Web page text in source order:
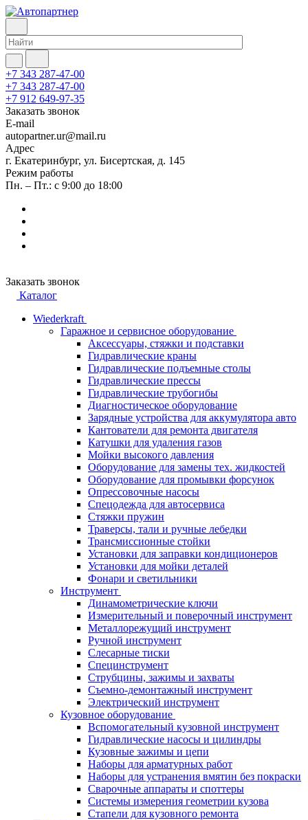
+7 343 287-47-00
+7 343 287-47-00
+7 912 649-97-35
Заказать звонок
E-mail
autopartner.ur@mail.ru
Адрес
г. Екатеринбург, ул. Бисертская, д. 145
Режим работы
Пн. – Пт.: с 9:00 до 18:00
Заказать звонок
Каталог
Wiederkraft
Гаражное и сервисное оборудование
Аксессуары, стяжки и подставки
Гидравлические краны
Гидравлические подъемные столы
Гидравлические прессы
Гидравлические трубогибы
Диагностическое оборудование
Зарядные устройства для аккумулятора авто
Кантователи для ремонта двигателя
Катушки для удаления газов
Мойки высокого давления
Оборудование для замены тех. жидкостей
Оборудование для промывки форсунок
Опрессовочные насосы
Спецодежда для автосервиса
Стяжки пружин
Траверсы, тали и ручные лебедки
Трансмиссионные стойки
Установки для заправки кондиционеров
Установки для мойки деталей
Фонари и светильники
Инструмент
Динамометрические ключи
Измерительный и поверочный инструмент
Металлорежущий инструмент
Ручной инструмент
Слесарные тиски
Специнструмент
Струбцины, зажимы и захваты
Съемно-демонтажный инструмент
Электрический инструмент
Кузовное оборудование
Вспомогательный кузовной инструмент
Гидравлические насосы и цилиндры
Кузовные зажимы и цепи
Наборы для арматурных работ
Наборы для устранения вмятин без покраски
Сварочные аппараты и споттеры
Системы измерения геометрии кузова
Стапели для кузовного ремонта